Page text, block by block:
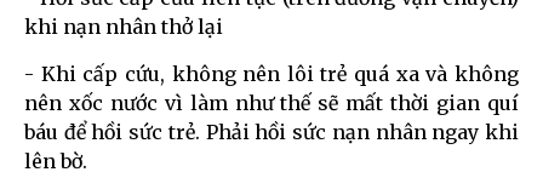
khi nạn nhân thở lại
- Khi cấp cứu, không nên lôi trẻ quá xa và không
nên xốc nước vì làm như thế sẽ mất thời gian quí
báu để hồi sức trẻ. Phải hồi sức nạn nhân ngay khi
lên bờ.